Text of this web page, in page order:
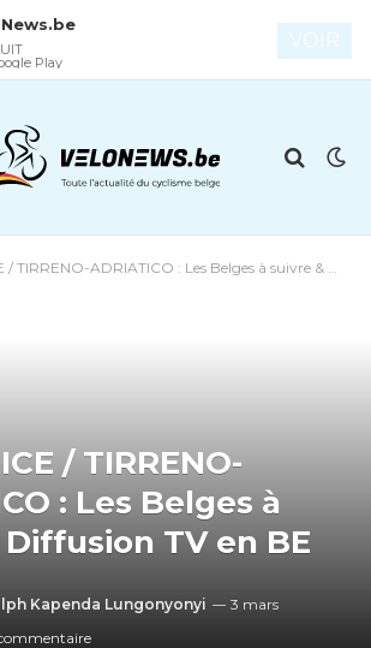
ADRIATICO : Les Belges à suivre & Diffusion TV en BE
/ TIRRENO-
: Les Belges à
TV en BE
Kapenda Lungonyonyi
3 mars
Play
VOIR